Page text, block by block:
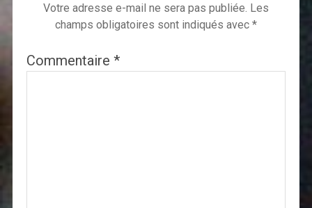
Votre adresse e-mail ne sera pas publiée. Les
champs obligatoires sont indiqués avec *
Commentaire *